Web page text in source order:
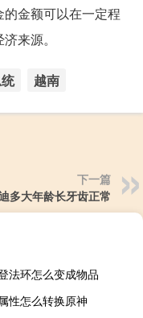
金额可以在一定程
来源。
越南
下一篇
多大年龄长牙齿正常
法环怎么变成物品
性怎么转换原神